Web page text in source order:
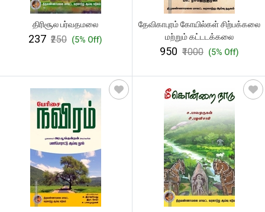
திரிசூல பர்வதமலை
₹237 ₹250 (5% Off)
தேவிகாபுரம் கோயில்கள் சிற்பக்கலை
மற்றும் கட்டடக்கலை
₹950 ₹1000 (5% Off)